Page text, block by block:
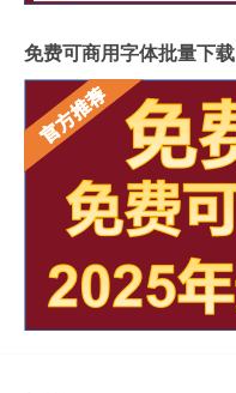
免费可商用字体批量下载